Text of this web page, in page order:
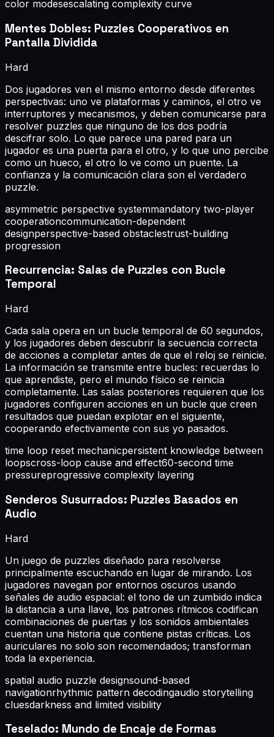
color modesescalating complexity curve
Mentes Dobles: Puzzles Cooperativos en
Pantalla Dividida
Hard
Dos jugadores ven el mismo entorno desde diferentes
perspectivas: uno ve plataformas y caminos, el otro ve
interruptores y mecanismos, y deben comunicarse para
resolver puzzles que ninguno de los dos podría
descifrar solo. Lo que parece una pared para un
jugador es una puerta para el otro, y lo que uno percibe
como un hueco, el otro lo ve como un puente. La
confianza y la comunicación clara son el verdadero
puzzle.
asymmetric perspective systemmandatory two-player
cooperationcommunication-dependent
designperspective-based obstaclestrust-building
progression
Recurrencia: Salas de Puzzles con Bucle
Temporal
Hard
Cada sala opera en un bucle temporal de 60 segundos,
y los jugadores deben descubrir la secuencia correcta
de acciones a completar antes de que el reloj se reinicie.
La información se transmite entre bucles: recuerdas lo
que aprendiste, pero el mundo físico se reinicia
completamente. Las salas posteriores requieren que los
jugadores configuren acciones en un bucle que creen
resultados que puedan explotar en el siguiente,
cooperando efectivamente con sus yo pasados.
time loop reset mechanicpersistent knowledge between
loopscross-loop cause and effect60-second time
pressureprogressive complexity layering
Senderos Susurrados: Puzzles Basados en
Audio
Hard
Un juego de puzzles diseñado para resolverse
principalmente escuchando en lugar de mirando. Los
jugadores navegan por entornos oscuros usando
señales de audio espacial: el tono de un zumbido indica
la distancia a una llave, los patrones rítmicos codifican
combinaciones de puertas y los sonidos ambientales
cuentan una historia que contiene pistas críticas. Los
auriculares no solo son recomendados; transforman
toda la experiencia.
spatial audio puzzle designsound-based
navigationrhythmic pattern decodingaudio storytelling
cluesdarkness and limited visibility
Teselado: Mundo de Encaje de Formas